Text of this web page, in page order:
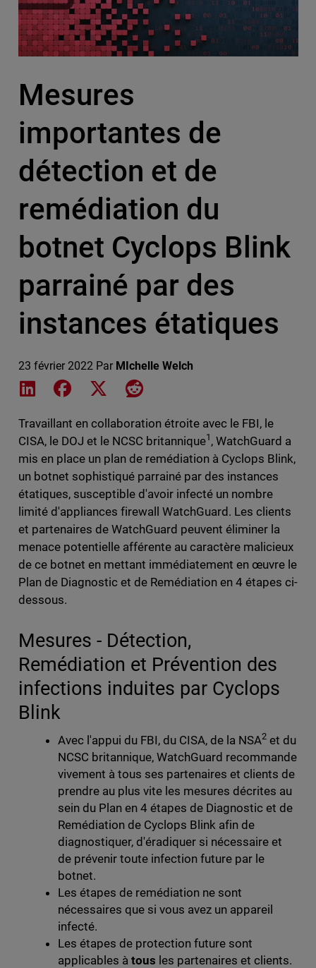
Mesures
importantes de
détection et de
remédiation du
botnet Cyclops Blink
parrainé par des
instances étatiques
23 février 2022 Par MIchelle Welch
Share on LinkedIn
Share on Facebook
Share on XShare on Reddit
Travaillant en collaboration étroite avec le FBI, le
CISA, le DOJ et le NCSC britannique1 , WatchGuard a
mis en place un plan de remédiation à Cyclops Blink,
un botnet sophistiqué parrainé par des instances
étatiques, susceptible d'avoir infecté un nombre
limité d'appliances firewall WatchGuard. Les clients
et partenaires de WatchGuard peuvent éliminer la
menace potentielle afférente au caractère malicieux
de ce botnet en mettant immédiatement en œuvre le
Plan de Diagnostic et de Remédiation en 4 étapes ci-
dessous.
Mesures - Détection,
Remédiation et Prévention des
infections induites par Cyclops
Blink
Avec l'appui du FBI, du CISA, de la NSA2 et du
NCSC britannique, WatchGuard recommande
vivement à tous ses partenaires et clients de
prendre au plus vite les mesures décrites au
sein du Plan en 4 étapes de Diagnostic et de
Remédiation de Cyclops Blink afin de
diagnostiquer, d'éradiquer si nécessaire et
de prévenir toute infection future par le
botnet.
Les étapes de remédiation ne sont
nécessaires que si vous avez un appareil
infecté.
Les étapes de protection future sont
applicables à tous les partenaires et clients.